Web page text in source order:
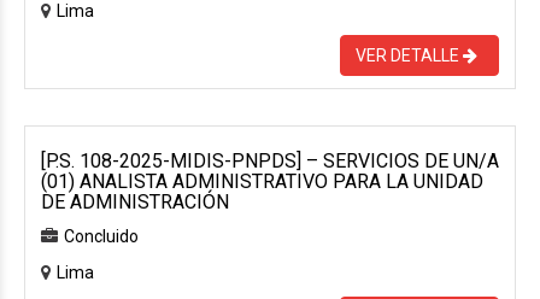
Lima
VER DETALLE
[P.S. 108-2025-MIDIS-PNPDS] – SERVICIOS DE UN/A
(01) ANALISTA ADMINISTRATIVO PARA LA UNIDAD
DE ADMINISTRACIÓN
Concluido
Lima